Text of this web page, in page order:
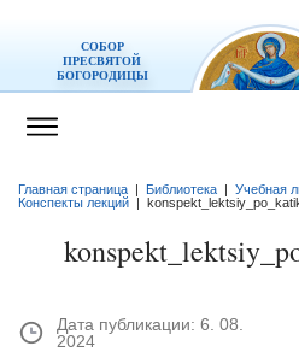
СОБОР
ПРЕСВЯТОЙ
БОГОРОДИЦЫ
Главная страница Библиотека Учебная
Конспекты лекций
Дата публикации: 6. 08.
2024